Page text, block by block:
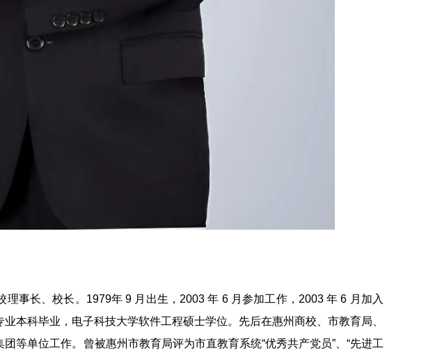
事长、校长。1979年 9 月出生，2003 年 6 月参加工作，2003 年 6 月加入
本科毕业，电子科技大学软件工程硕士学位。先后在惠州商校、市教育局、
等单位工作。曾被惠州市教育局评为市直教育系统“优秀共产党员”、“先进工